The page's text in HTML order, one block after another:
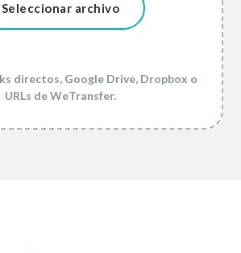
Seleccionar archivo
directos, Google Drive, Dropbox o
URLs de WeTransfer.